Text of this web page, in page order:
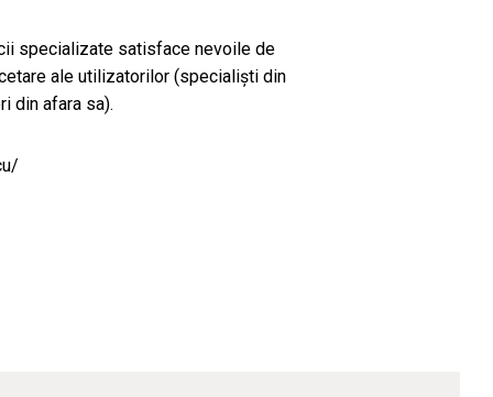
specializate satisface nevoile de
ale utilizatorilor (specialiști din
din afara sa).